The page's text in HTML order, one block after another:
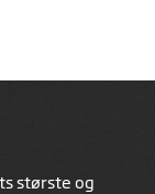
største og